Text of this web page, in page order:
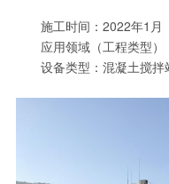
施工时间：2022年1月
应用领域（工程类型
设备类型：混凝土搅拌